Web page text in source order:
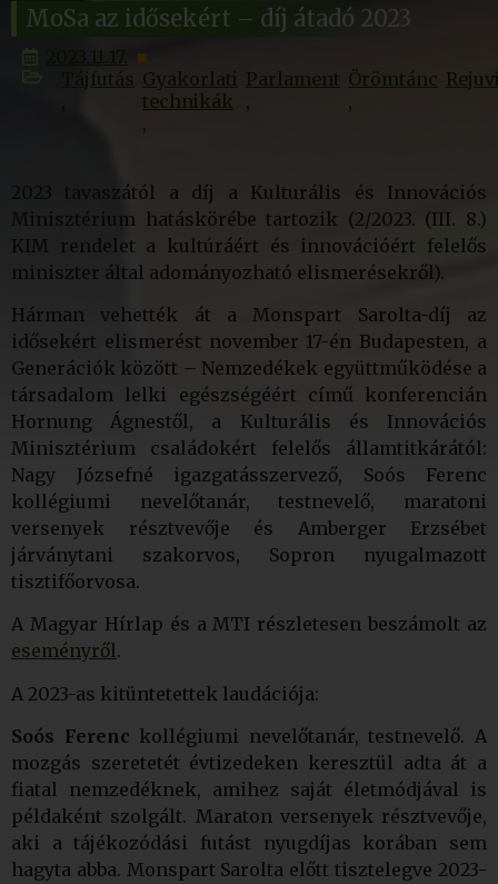
MoSa az idősekért – díj átadó 2023
2023.11.17.
Tájfutás Gyakorlati
technikák
Parlament Örömtánc
2023 tavaszától a díj a Kulturális és Innovációs
Minisztérium hatáskörébe tartozik (2/2023. (III. 8.)
KIM rendelet a kultúráért és innovációért felelős
miniszter által adományozható elismerésekről).
Hárman vehették át a Monspart Sarolta-díj az
idősekért elismerést november 17-én Budapesten, a
Generációk között – Nemzedékek együttműködése a
társadalom lelki egészségéért című konferencián
Hornung Ágnestől, a Kulturális és Innovációs
Minisztérium családokért felelős államtitkárától:
Nagy Józsefné igazgatásszervező, Soós Ferenc
kollégiumi nevelőtanár, testnevelő, maratoni
versenyek résztvevője és Amberger Erzsébet
járványtani szakorvos, Sopron nyugalmazott
tisztifőorvosa.
A Magyar Hírlap és a MTI részletesen beszámolt az
eseményről.
A 2023-as kitüntetettek laudációja:
Soós Ferenc kollégiumi nevelőtanár, testnevelő. A
mozgás szeretetét évtizedeken keresztül adta át a
fiatal nemzedéknek, amihez saját életmódjával is
példaként szolgált. Maraton versenyek résztvevője,
aki a tájékozódási futást nyugdíjas korában sem
hagyta abba. Monspart Sarolta előtt tisztelegve 2023-